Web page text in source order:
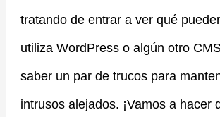
tratando de entrar a ver qué
utiliza WordPress o algún otro
saber un par de trucos para
intrusos alejados. ¡Vamos a hacer